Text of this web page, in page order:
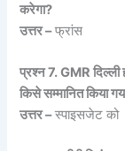
करेगा?
उत्तर –फ्रांस
प्रश्न 7. GMR दिल्ली
किसे सम्मानित किया
उत्तर –स्पाइसजेट को